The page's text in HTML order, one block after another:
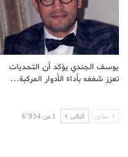
يوسف الجندي يؤكد أن التحديات
تعزز شغفه بأداء الأدوار المركبة…
سابق التالى 1 من 6٬934